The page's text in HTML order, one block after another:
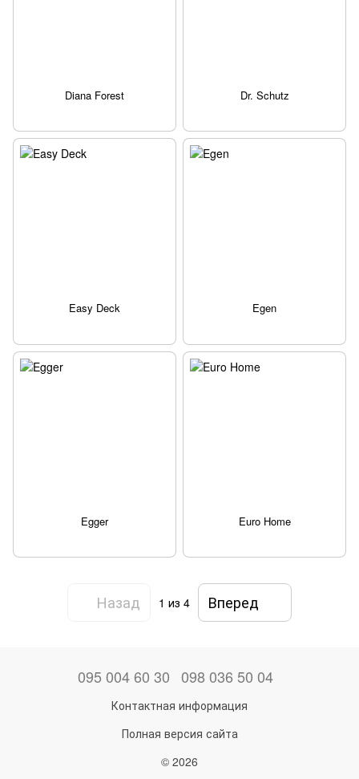
Diana Forest Dr. Schutz
Easy Deck Egen
Egger Euro Home
Назад 1 из 4 Вперед
095 004 60 30 098 036 50 04
Контактная информация
Полная версия сайта
© 2026